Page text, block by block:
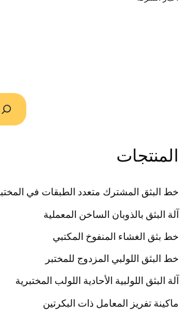
المنتجات
خط البثق المشترك متعدد الطبقات في
آلة البثق بالذوبان الساخن المعملية
خط بثق الغشاء المنفوخ المكتبي
خط البثق اللولبي المزدوج للمختبر
آلة البثق اللولبية الأحادية اللولب المختبرية
ماكينة تفريز المعامل ذات البكرتين